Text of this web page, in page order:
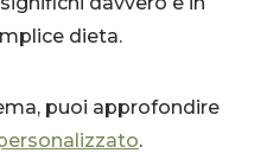
dieta.
puoi approfondire
.